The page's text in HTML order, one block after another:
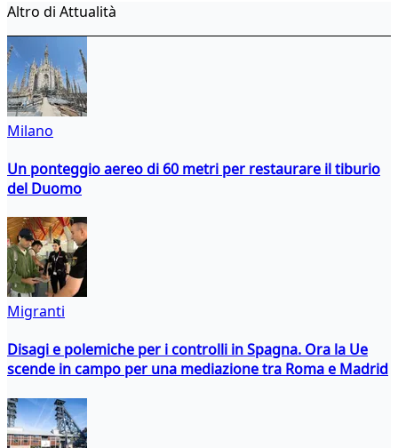
Altro di Attualità
Milano
Un ponteggio aereo di 60 metri per restaurare il tiburio
del Duomo
Migranti
Disagi e polemiche per i controlli in Spagna. Ora la Ue
scende in campo per una mediazione tra Roma e Madrid